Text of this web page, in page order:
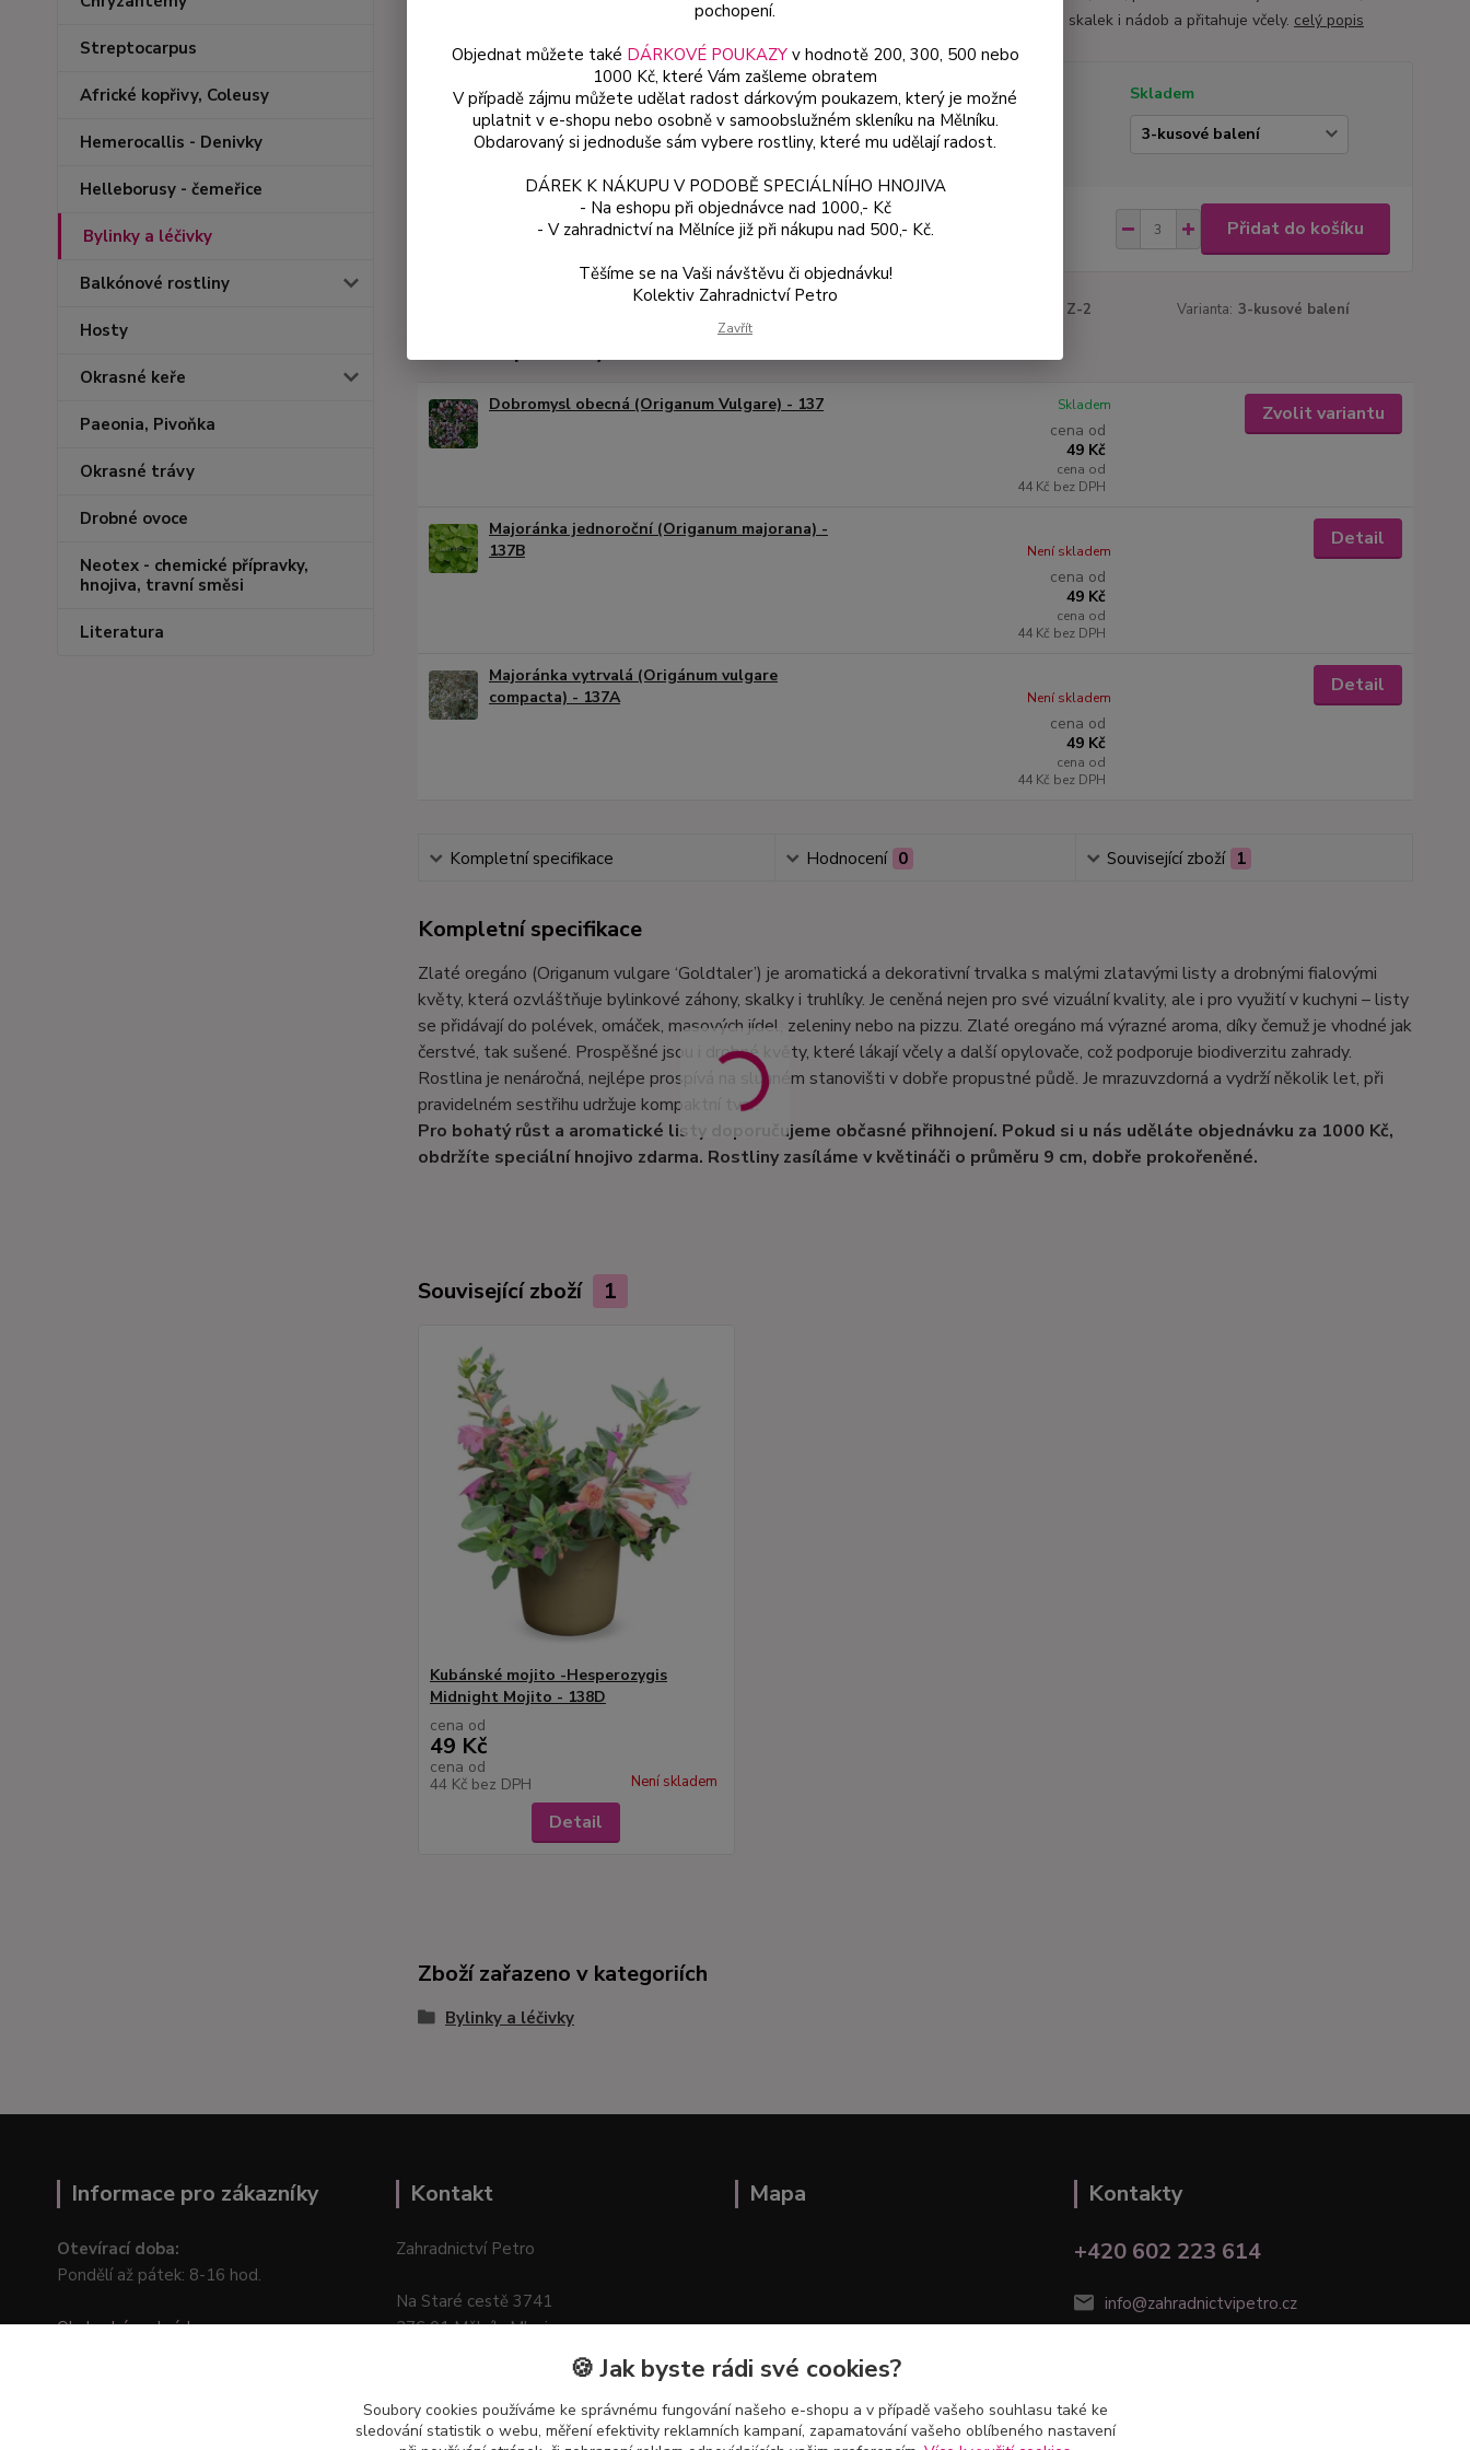
Streptocarpus
Africké kopřivy, Coleusy
Hemerocallis - Denivky
Helleborusy - čemeřice
Bylinky a léčivky
Balkónové rostliny
Hosty
Okrasné keře
Paeonia, Pivoňka
Okrasné trávy
Drobné ovoce
Neotex - chemické přípravky,
hnojiva, travní směsi
Literatura
vhodné do záhonů, skalek i nádob a přitahuje včely. celý popis
Dostupnost
Skladem
Varianta
Přidat do košíku
137 Z-2 Varianta: 3-kusové balení
Dobromysl obecná (Origanum Vulgare) - 137
cena od
49 Kč
cena od
44 Kč bez DPH
Skladem Zvolit variantu
Majoránka jednoroční (Origanum majorana) -
137B
cena od
49 Kč
cena od
44 Kč bez DPH
Není skladem
Detail
Majoránka vytrvalá (Origánum vulgare
compacta) - 137A
cena od
49 Kč
cena od
44 Kč bez DPH
Není skladem
Detail
Kompletní specifikace Hodnocení 0 Související zboží 1
Kompletní specifikace
Zlaté oregáno (Origanum vulgare ‘Goldtaler’) je aromatická a dekorativní trvalka s malými zlatavými listy a drobnými fialovými
květy, která ozvláštňuje bylinkové záhony, skalky i truhlíky. Je ceněná nejen pro své vizuální kvality, ale i pro využití v kuchyni – listy
se přidávají do polévek, omáček, masových jídel, zeleniny nebo na pizzu. Zlaté oregáno má výrazné aroma, díky čemuž je vhodné jak
čerstvé, tak sušené. Prospěšné jsou i drobné květy, které lákají včely a další opylovače, což podporuje biodiverzitu zahrady.
Rostlina je nenáročná, nejlépe prospívá na slunném stanovišti v dobře propustné půdě. Je mrazuvzdorná a vydrží několik let, při
pravidelném sestřihu udržuje kompaktní tvar.
Pro bohatý růst a aromatické listy doporučujeme občasné přihnojení. Pokud si u nás uděláte objednávku za 1000 Kč,
obdržíte speciální hnojivo zdarma. Rostliny zasíláme v květináči o průměru 9 cm, dobře prokořeněné.
Související zboží 1
Kubánské mojito -Hesperozygis
Midnight Mojito - 138D
cena od
49 Kč
cena od
44 Kč bez DPH Není skladem
Detail
Zboží zařazeno v kategoriích
Bylinky a léčivky
Informace pro zákazníky
Otevírací doba:
Pondělí až pátek: 8-16 hod.
Obchodní podmínky
Kontakt
Zahradnictví Petro
Na Staré cestě 3741
276 01 Mělník–Mlazice
Mapa
Kontakty
+420 602 223 614
info@zahradnictvipetro.cz
pochopení.
Objednat můžete také DÁRKOVÉ POUKAZYv hodnotě 200, 300, 500 nebo
1000 Kč, které Vám zašleme obratem
V případě zájmu můžete udělat radost dárkovým poukazem, který je možné
uplatnit v e-shopu nebo osobně v samoobslužném skleníku na Mělníku.
Obdarovaný si jednoduše sám vybere rostliny, které mu udělají radost.
DÁREK K NÁKUPU V PODOBĚ SPECIÁLNÍHO HNOJIVA
- Na eshopu při objednávce nad 1000,- Kč
- V zahradnictví na Mělníce již při nákupu nad 500,- Kč.
Těšíme se na Vaši návštěvu či objednávku!
Kolektiv Zahradnictví Petro
Zavřít
🍪 Jak byste rádi své cookies?
Soubory cookies používáme ke správnému fungování našeho e-shopu a v případě vašeho souhlasu také ke
sledování statistik o webu, měření efektivity reklamních kampaní, zapamatování vašeho oblíbeného nastavení